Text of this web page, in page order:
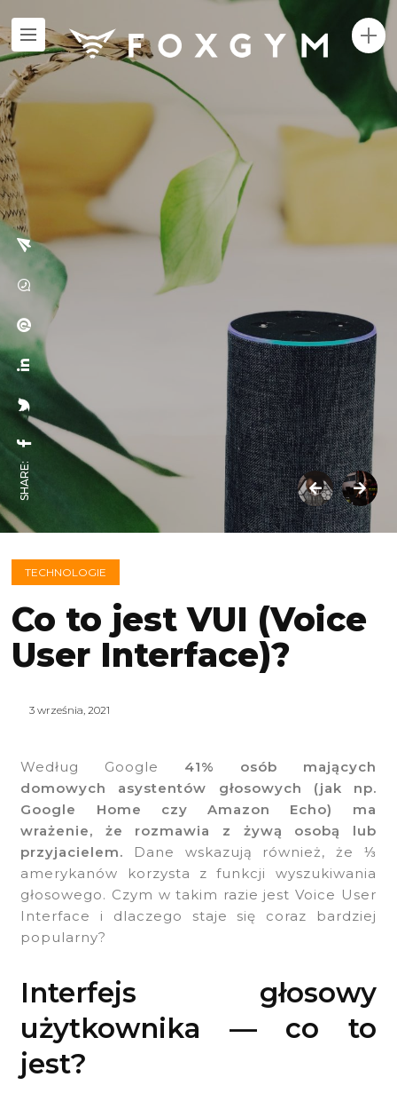
SHARE:
TECHNOLOGIE
Co to jest VUI (Voice
User Interface)?
3 września, 2021
Według Google 41% osób mających
domowych asystentów głosowych (jak np.
Google Home czy Amazon Echo) ma
wrażenie, że rozmawia z żywą osobą lub
przyjacielem. Dane wskazują również, że ⅓
amerykanów korzysta z funkcji wyszukiwania
głosowego. Czym w takim razie jest Voice User
Interface i dlaczego staje się coraz bardziej
popularny?
Interfejs głosowy
użytkownika — co to
jest?